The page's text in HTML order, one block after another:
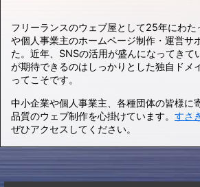
フリーランスのウェブ屋として25年にわ
や個人事業主のホームページ制作・運営サ
た。近年、SNSの活用が盛んになってきて
が期待できるのはしっかりとした独自ドメ
ってこそです。
中小企業や個人事業主、各種団体の皆様に
品質のウェブ制作を心掛けています。 すさ
ぜひアクセスしてください。